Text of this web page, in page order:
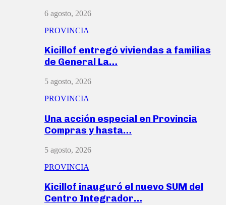
6 agosto, 2026
PROVINCIA
Kicillof entregó viviendas a familias
de General La…
5 agosto, 2026
PROVINCIA
Una acción especial en Provincia
Compras y hasta…
5 agosto, 2026
PROVINCIA
Kicillof inauguró el nuevo SUM del
Centro Integrador…